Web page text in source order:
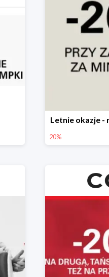
Letnie okazje -
20%